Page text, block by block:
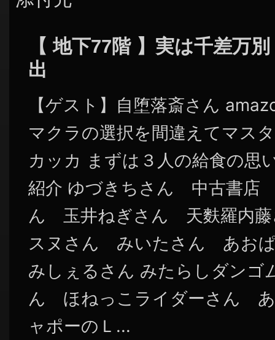
【 地下77階 】実は千差万
出
【ゲスト】自堕落斎さん
マクラの選択を間違えてマス
カッカ まずは３人の給食の思
紹介 ゆづきちさん 中古書店
ん 玉井ねぎさん 天麩羅内
スヌさん みいたさん あお
みしぇるさん みたらしダン
ん ほねっこライダーさん あ
ャポーのＬ...